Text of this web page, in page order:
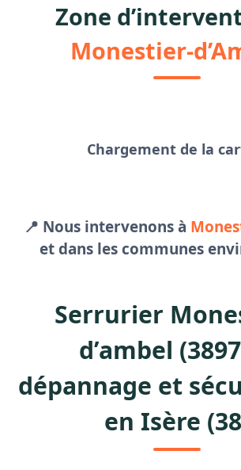
Zone
Monestier-
Chargement de la
📍 Nous intervenons à
et dans les communes
Serrurier
d’ambel
dépannage et
en Isère